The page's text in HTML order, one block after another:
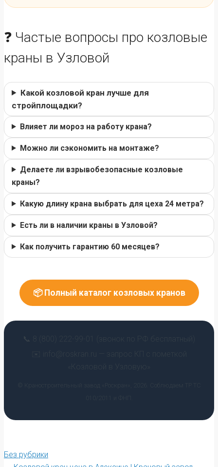
❓ Частые вопросы про козловые
краны в Узловой
Какой козловой кран лучше для
стройплощадки?
Влияет ли мороз на работу крана?
Можно ли сэкономить на монтаже?
Делаете ли взрывобезопасные козловые
краны?
Какую длину крана выбрать для цеха 24 метра?
Есть ли в наличии краны в Узловой?
Как получить гарантию 60 месяцев?
📦 Полный каталог козловых кранов
Без рубрики